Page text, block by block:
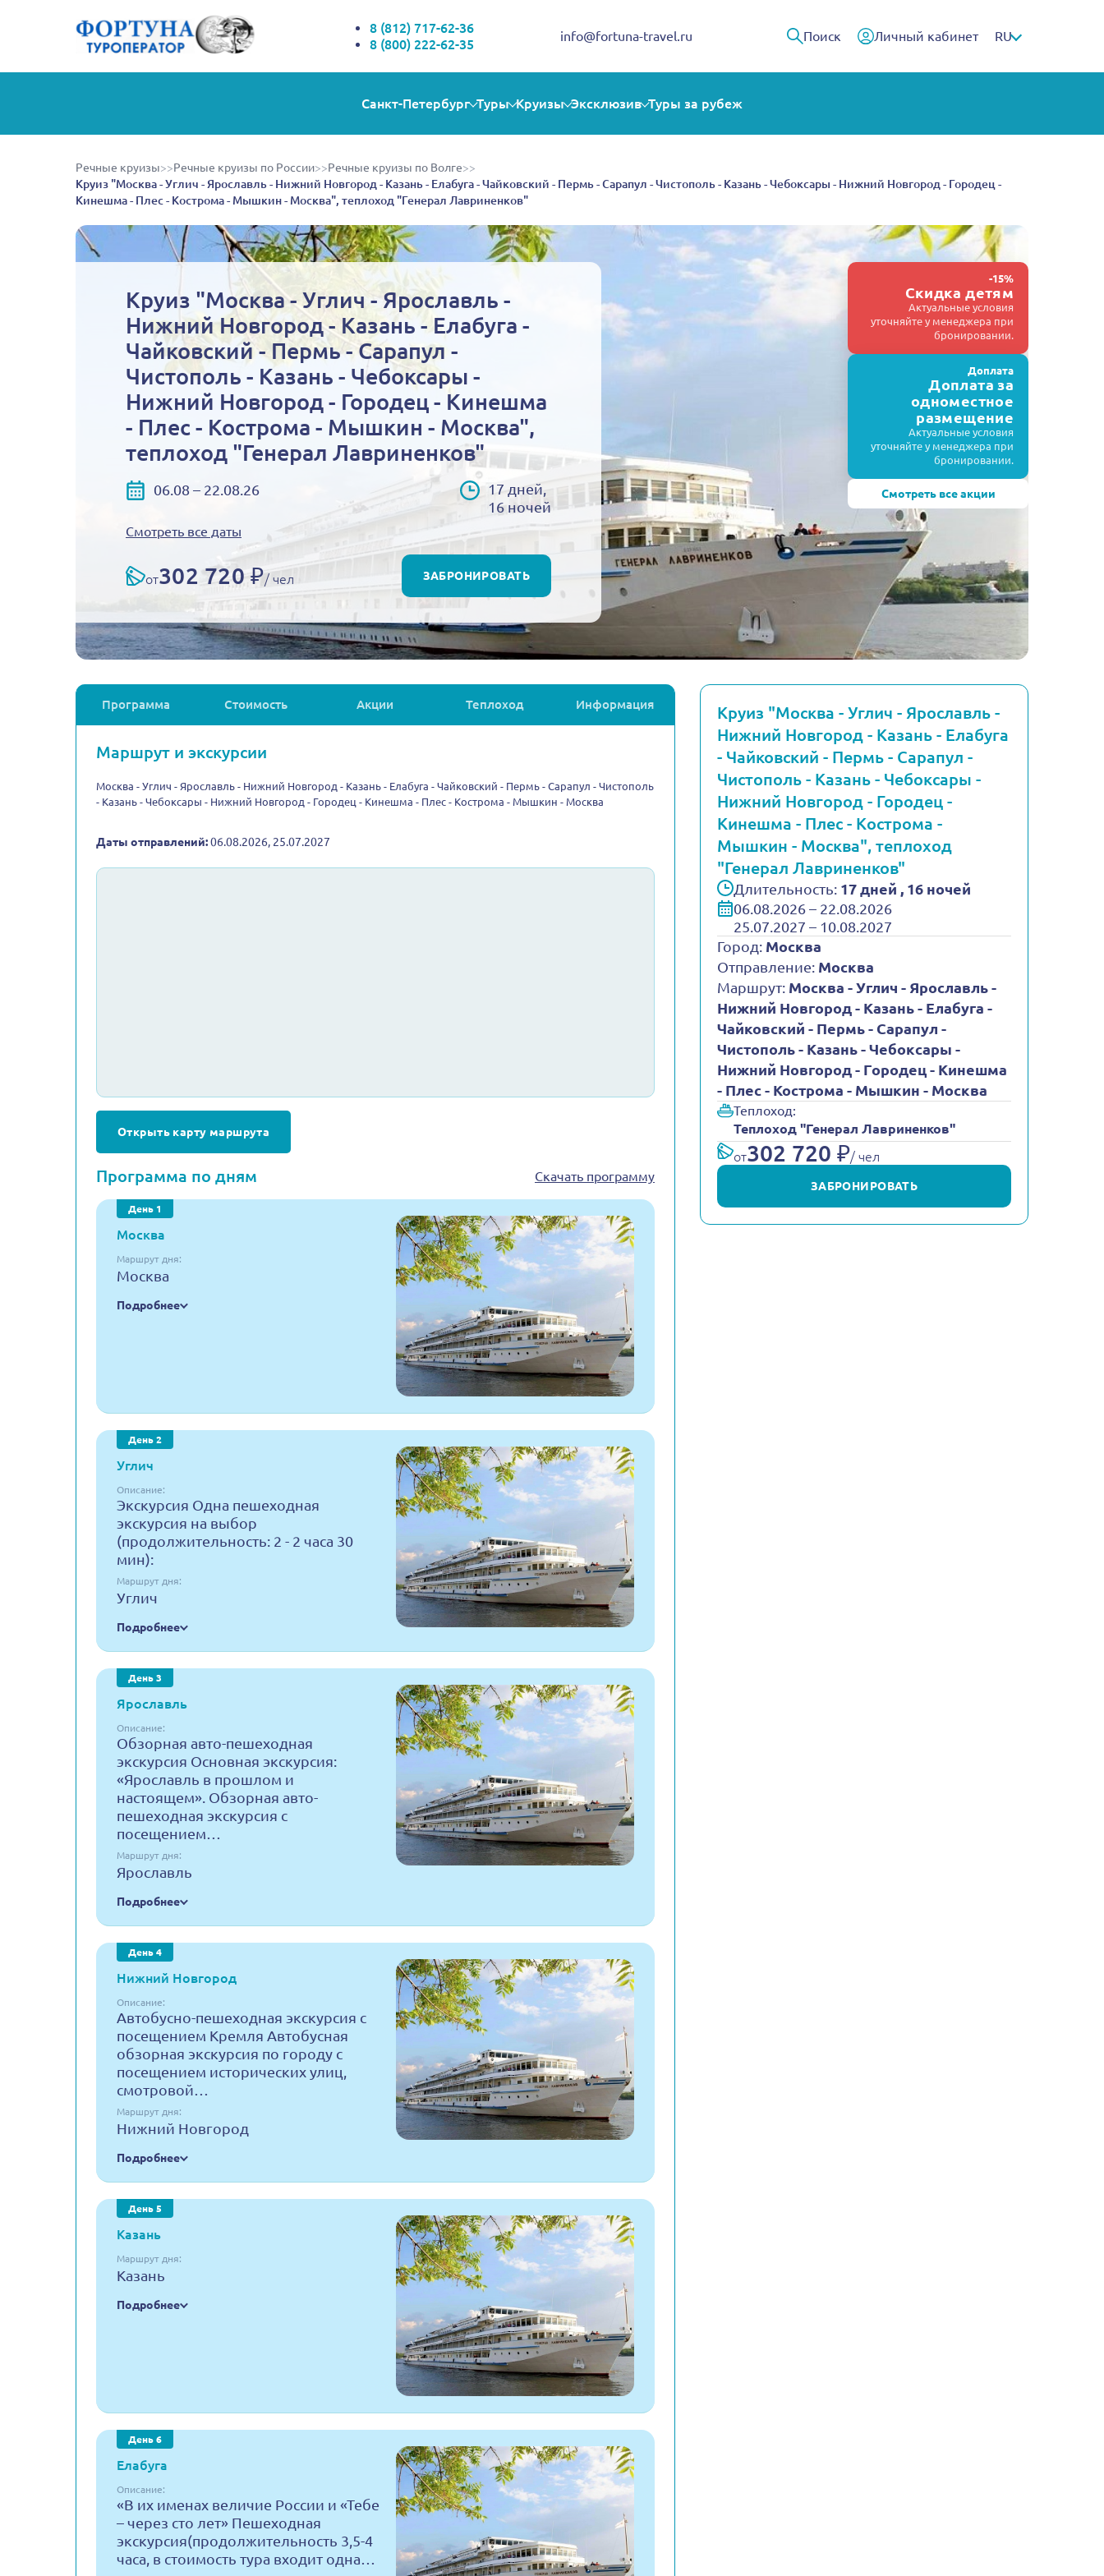
Выбираете себе увлекательную поездку? Могу помочь!
8 (812) 717-62-36
8 (800) 222-62-35
info@fortuna-travel.ru Поиск Личный кабинет RU
Санкт-Петербург Туры Круизы Эксклюзив Туры за рубеж
Речные круизы>>Речные круизы по России>>Речные круизы по Волге>>
Круиз "Москва - Углич - Ярославль - Нижний Новгород - Казань - Елабуга - Чайковский - Пермь - Сарапул - Чистополь - Казань - Чебоксары - Нижний Новгород - Городец -
Кинешма - Плес - Кострома - Мышкин - Москва", теплоход "Генерал Лавриненков"
Круиз "Москва - Углич - Ярославль -
Нижний Новгород - Казань - Елабуга -
Чайковский - Пермь - Сарапул -
Чистополь - Казань - Чебоксары -
Нижний Новгород - Городец - Кинешма
- Плес - Кострома - Мышкин - Москва",
теплоход "Генерал Лавриненков"
06.08 – 22.08.26
17 дней,
16 ночей
Смотреть все даты
от302 720 ₽/ чел ЗАБРОНИРОВАТЬ
-15%
Скидка детям
Актуальные условия
уточняйте у менеджера при
бронировании.
Доплата
Доплата за
одноместное
размещение
Актуальные условия
уточняйте у менеджера при
бронировании.
Смотреть все акции
Программа Стоимость Акции Теплоход Информация
Маршрут и экскурсии
Москва - Углич - Ярославль - Нижний Новгород - Казань - Елабуга - Чайковский - Пермь - Сарапул - Чистополь
- Казань - Чебоксары - Нижний Новгород - Городец - Кинешма - Плес - Кострома - Мышкин - Москва
Даты отправлений:06.08.2026, 25.07.2027
Открыть карту маршрута
Программа по дням Скачать программу
День 1
Москва
Маршрут дня:
Москва
Подробнее
День 2
Углич
Описание:
Экскурсия Одна пешеходная
экскурсия на выбор
(продолжительность: 2 - 2 часа 30
мин):
Маршрут дня:
Углич
Подробнее
День 3
Ярославль
Описание:
Обзорная авто-пешеходная
экскурсия Основная экскурсия:
«Ярославль в прошлом и
настоящем». Обзорная авто-
пешеходная экскурсия с
посещением…
Маршрут дня:
Ярославль
Подробнее
День 4
Нижний Новгород
Описание:
Автобусно-пешеходная экскурсия с
посещением Кремля Автобусная
обзорная экскурсия по городу с
посещением исторических улиц,
смотровой…
Маршрут дня:
Нижний Новгород
Подробнее
День 5
Казань
Маршрут дня:
Казань
Подробнее
День 6
Елабуга
Описание:
«В их именах величие России и «Тебе
– через сто лет» Пешеходная
экскурсия(продолжительность 3,5-4
часа, в стоимость тура входит одна…
Круиз "Москва - Углич - Ярославль -
Нижний Новгород - Казань - Елабуга
- Чайковский - Пермь - Сарапул -
Чистополь - Казань - Чебоксары -
Нижний Новгород - Городец -
Кинешма - Плес - Кострома -
Мышкин - Москва", теплоход
"Генерал Лавриненков"
Длительность: 17 дней , 16 ночей
06.08.2026 – 22.08.2026
25.07.2027 – 10.08.2027
Город: Москва
Отправление: Москва
Маршрут: Москва - Углич - Ярославль -
Нижний Новгород - Казань - Елабуга -
Чайковский - Пермь - Сарапул -
Чистополь - Казань - Чебоксары -
Нижний Новгород - Городец - Кинешма
- Плес - Кострома - Мышкин - Москва
Теплоход:
Теплоход "Генерал Лавриненков"
от302 720 ₽/ чел
ЗАБРОНИРОВАТЬ